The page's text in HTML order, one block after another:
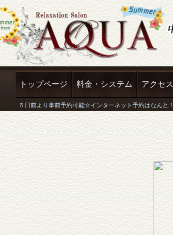
トップページ 料金・システム アクセス